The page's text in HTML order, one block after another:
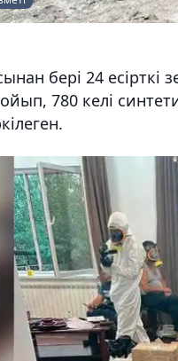
бері 24 есірткі
780 келі